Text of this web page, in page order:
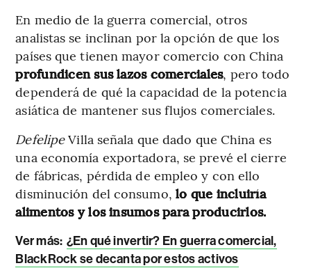
En medio de la guerra comercial, otros
analistas se inclinan por la opción de que los
países que tienen mayor comercio con China
profundicen sus lazos comerciales, pero todo
dependerá de qué la capacidad de la potencia
asiática de mantener sus flujos comerciales.
DefelipeVilla señala que dado que China es
una economía exportadora, se prevé el cierre
de fábricas, pérdida de empleo y con ello
disminución del consumo, lo que incluiría
alimentos y los insumos para producirlos.
Ver más: ¿En qué invertir? En guerra comercial,
BlackRock se decanta por estos activos